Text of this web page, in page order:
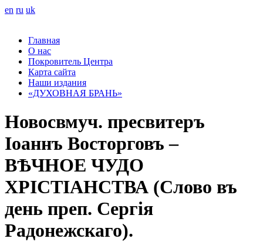
en ru uk
Главная
О нас
Покровитель Центра
Карта сайта
Наши издания
«ДУХОВНАЯ БРАНЬ»
Новосвмуч. пресвитеръ
Іоаннъ Восторговъ –
ВѢЧНОЕ ЧУДО
ХРІСТІАНСТВА (Слово въ
день преп. Сергія
Радонежскаго).